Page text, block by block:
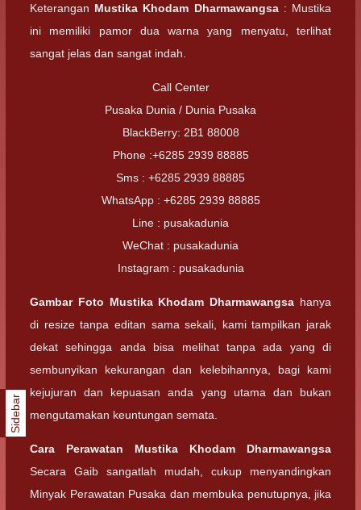
Keterangan Mustika Khodam Dharmawangsa: Mustika
ini memiliki pamor dua warna yang menyatu, terlihat
sangat jelas dan sangat indah.
Call Center
Pusaka Dunia / Dunia Pusaka
BlackBerry: 2B1 88008
Phone :+6285 2939 88885
Sms : +6285 2939 88885
WhatsApp : +6285 2939 88885
Line : pusakadunia
WeChat : pusakadunia
Instagram : pusakadunia
Gambar Foto Mustika Khodam Dharmawangsa hanya
di resize tanpa editan sama sekali, kami tampilkan jarak
dekat sehingga anda bisa melihat tanpa ada yang di
sembunyikan kekurangan dan kelebihannya, bagi kami
kejujuran dan kepuasan anda yang utama dan bukan
mengutamakan keuntungan semata.
Cara Perawatan Mustika Khodam Dharmawangsa
Secara Gaib sangatlah mudah, cukup menyandingkan
Minyak Perawatan Pusaka dan membuka penutupnya, jika
Sidebar